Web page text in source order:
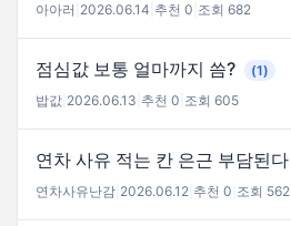
아아러 2026.06.14 추천 0 조회 682
점심값 보통 얼마까지 씀?
(1)
밥값 2026.06.13 추천 0 조회 605
연차 사유 적는 칸 은근 부담된다
연차사유난감 2026.06.12 추천 0 조회 562